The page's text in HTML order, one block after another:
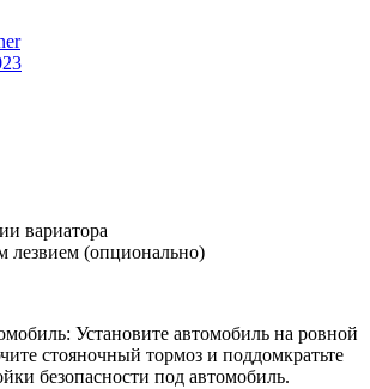
вариатора
лезвием (опционально)
Установите автомобиль на ровной
стояночный тормоз и поддомкратьте
безопасности под автомобиль.